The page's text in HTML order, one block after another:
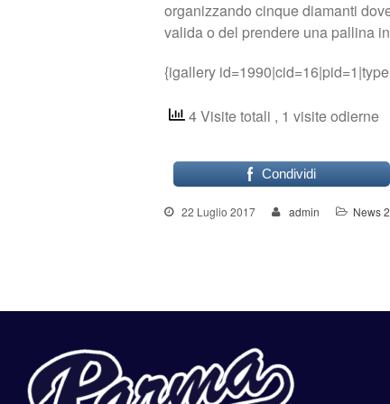
organizzando cinque diamanti
valida o del prendere una pallina
{igallery
4 Visite totali , 1 visite odierne
Condividi
22 Luglio 2017 admin News